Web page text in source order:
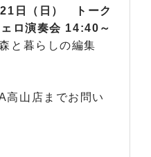
日（日） トーク
ロ演奏会 14:40～
と暮らしの編集
山店までお問い